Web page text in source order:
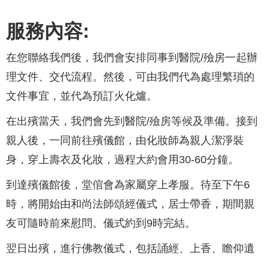
服務內容:
在您聯絡我們後，我們會安排同事到醫院/殮房一起辦
理文件、交代流程。然後，可由我們代為處理繁瑣的
文件事宜，並代為預訂火化爐。
在出殯當天，我們會先到醫院/殮房等候及準備。接到
親人後，一同前往殯儀館，由化妝師為親人潔淨裝
身，穿上壽衣及化妝，過程大約會用30-60分鐘。
到達殯儀館後，堂倌會為家屬穿上孝服。待至下午6
時，將開始由和尚法師頌經儀式，居士帶香，期間親
友可隨時前來慰問。儀式約到9時完結。
翌日出殯，進行佛教儀式，包括誦經、上香、瞻仰遺